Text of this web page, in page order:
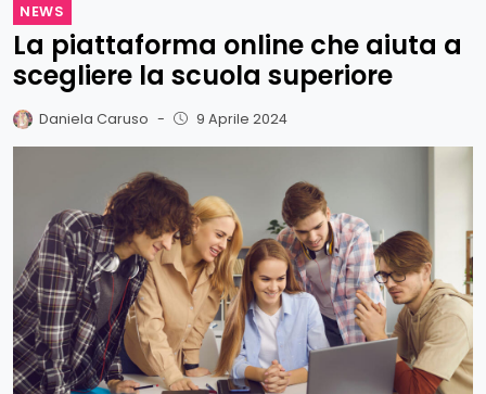
NEWS
La piattaforma online che aiuta a
scegliere la scuola superiore
Daniela Caruso - 9 Aprile 2024